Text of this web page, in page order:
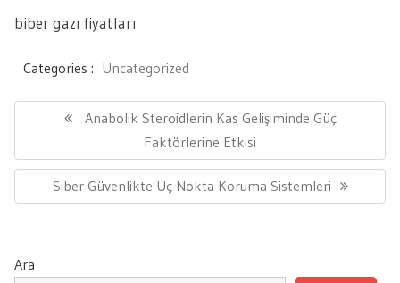
biber gazı fiyatları
Categories : Uncategorized
gezinmesi
Previous
Anabolik Steroidlerin Kas Gelişiminde Güç
Faktörlerine Etkisi
Next
Post:
Siber Güvenlikte Uç Nokta Koruma Sistemleri
Ara